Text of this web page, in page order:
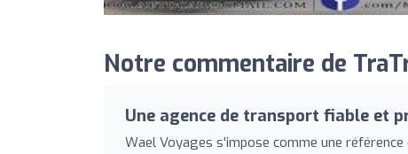
Notre commentaire de
Une agence de transport fiable et
Wael Voyages s'impose comme une